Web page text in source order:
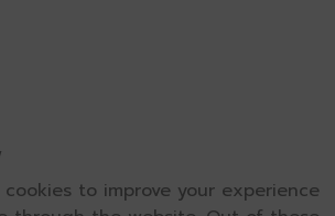
to improve your experience